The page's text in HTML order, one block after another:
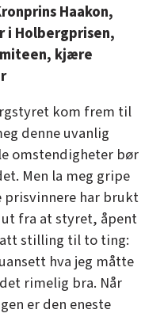
Haakon,
i Holbergprisen,
kjære
kom frem til
denne uvanlig
omstendigheter bør
Men la meg gripe
prisvinnere har brukt
fra at styret, åpent
stilling til to ting:
hva jeg måtte
rimelig bra. Når
er den eneste